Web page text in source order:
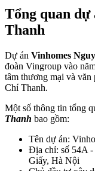
Tổng quan dự
Thanh
Dự án Vinhomes
đoàn Vingroup vào
tâm thương mại và
Chí Thanh.
Một số thông tin tổng
Thanh bao gồm:
Tên dự án:
Địa chỉ: số 54A -
Giấy, Hà Nội